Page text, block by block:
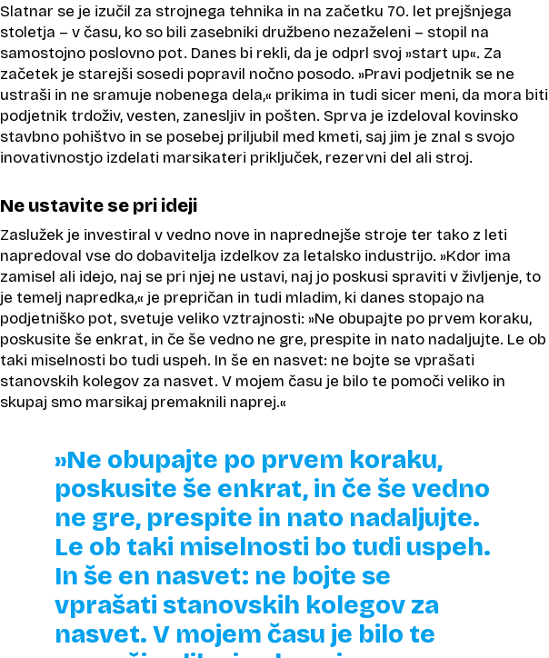
Slatnar se je izučil za strojnega tehnika in na začetku 70. let prejšnjega
stoletja – v času, ko so bili zasebniki družbeno nezaželeni – stopil na
samostojno poslovno pot. Danes bi rekli, da je odprl svoj »start up«. Za
začetek je starejši sosedi popravil nočno posodo. »Pravi podjetnik se ne
ustraši in ne sramuje nobenega dela,« prikima in tudi sicer meni, da mora biti
podjetnik trdoživ, vesten, zanesljiv in pošten. Sprva je izdeloval kovinsko
stavbno pohištvo in se posebej priljubil med kmeti, saj jim je znal s svojo
inovativnostjo izdelati marsikateri priključek, rezervni del ali stroj.
Ne ustavite se pri ideji
Zaslužek je investiral v vedno nove in naprednejše stroje ter tako z leti
napredoval vse do dobavitelja izdelkov za letalsko industrijo. »Kdor ima
zamisel ali idejo, naj se pri njej ne ustavi, naj jo poskusi spraviti v življenje, to
je temelj napredka,« je prepričan in tudi mladim, ki danes stopajo na
podjetniško pot, svetuje veliko vztrajnosti: »Ne obupajte po prvem koraku,
poskusite še enkrat, in če še vedno ne gre, prespite in nato nadaljujte. Le ob
taki miselnosti bo tudi uspeh. In še en nasvet: ne bojte se vprašati
stanovskih kolegov za nasvet. V mojem času je bilo te pomoči veliko in
skupaj smo marsikaj premaknili naprej.«
»Ne obupajte po prvem koraku,
poskusite še enkrat, in če še vedno
ne gre, prespite in nato nadaljujte.
Le ob taki miselnosti bo tudi uspeh.
In še en nasvet: ne bojte se
vprašati stanovskih kolegov za
nasvet. V mojem času je bilo te